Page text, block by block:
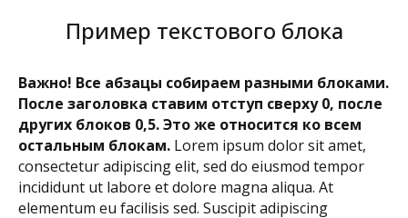
Пример текстового блока
Важно! Все абзацы собираем разными блоками.
После заголовка ставим отступ сверху 0, после
других блоков 0,5. Это же относится ко всем
остальным блокам. Lorem ipsum dolor sit amet,
consectetur adipiscing elit, sed do eiusmod tempor
incididunt ut labore et dolore magna aliqua. At
elementum eu facilisis sed. Suscipit adipiscing